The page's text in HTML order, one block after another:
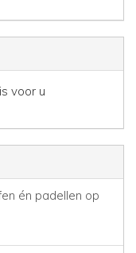
voor u
én padellen op